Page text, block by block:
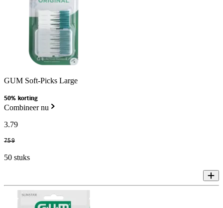
GUM Soft-Picks Large
50% korting
Combineer nu
3.79
7.59
50 stuks